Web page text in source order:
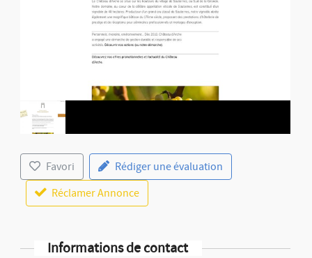
Favori
Rédiger une évaluation
Réclamer Annonce
Informations de contact